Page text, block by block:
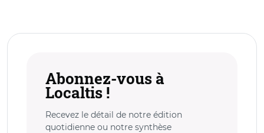
Abonnez-vous à
Localtis !
Recevez le détail de notre édition
quotidienne ou notre synthèse